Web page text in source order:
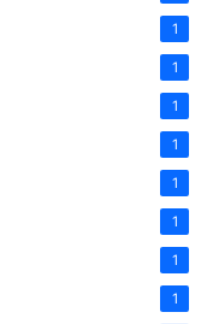
1
1
1
1
1
1
1
1